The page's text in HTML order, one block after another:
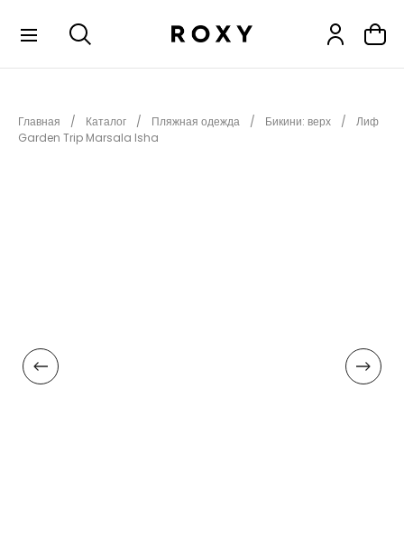
НОВИНКИ
АКСЕССУАРЫ
Главная Каталог Пляжная одежда Бикини: верх
Лиф
Garden Trip Marsala Isha